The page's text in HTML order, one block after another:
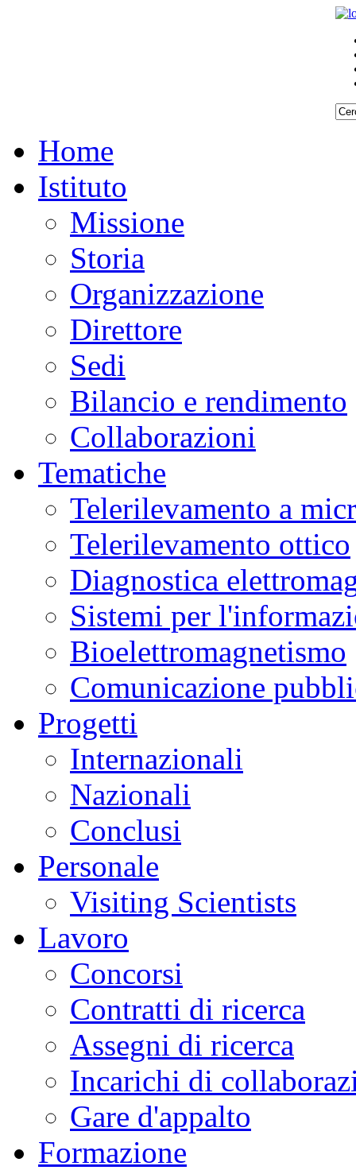
Home
Istituto
Missione
Storia
Organizzazione
Direttore
Sedi
Bilancio e rendimento
Collaborazioni
Tematiche
Telerilevamento a
Telerilevamento ottico
Diagnostica
Sistemi per
Bioelettromagnetismo
Comunicazione
Progetti
Internazionali
Nazionali
Conclusi
Personale
Visiting Scientists
Lavoro
Concorsi
Contratti di ricerca
Assegni di ricerca
Incarichi di
Gare d'appalto
Formazione